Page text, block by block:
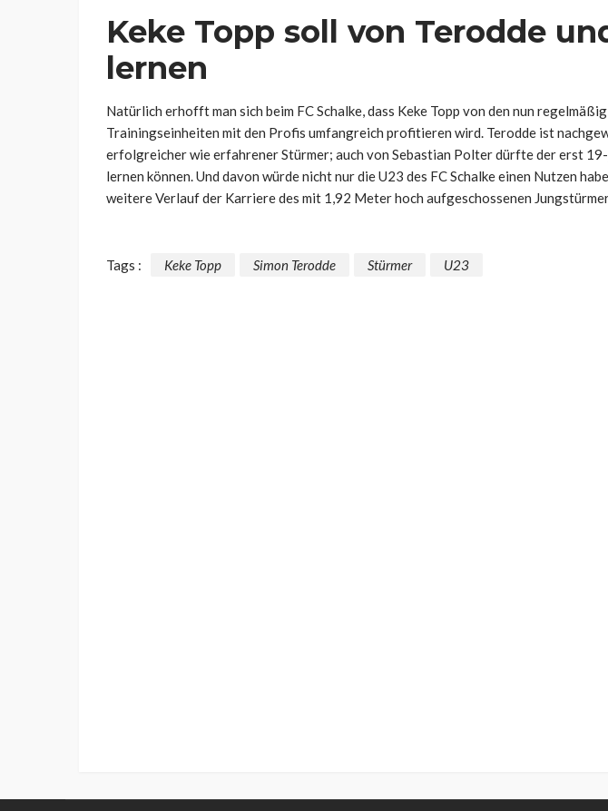
Keke Topp soll von Terodde
lernen
Natürlich erhofft man sich beim FC Schalke, dass Keke Topp von den nun
Trainingseinheiten mit den Profis umfangreich profitieren wird. Terodde ist
erfolgreicher wie erfahrener Stürmer; auch von Sebastian Polter dürfte der erst
lernen können. Und davon würde nicht nur die U23 des FC Schalke einen Nutzen
weitere Verlauf der Karriere des mit 1,92 Meter hoch aufgeschossenen
Tags : Keke Topp Simon Terodde Stürmer U23